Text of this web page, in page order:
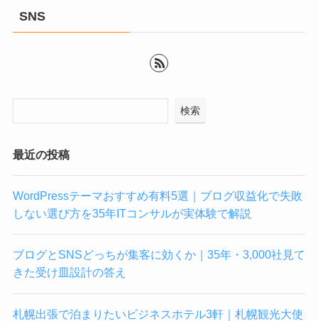
SNS
検索
最近の投稿
WordPressテーマおすすめ有料5選｜ブログ収益化で失敗
しない選び方を35年ITコンサルが実体験で解説
ブログとSNSどっちが集客に効くか｜35年・3,000社見て
きた受け皿設計の答え
札幌出張で泊まりたいビジネスホテル3軒｜札幌観光大使